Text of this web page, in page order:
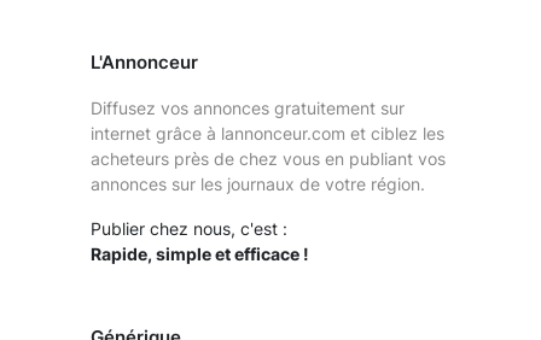
L'Annonceur
Diffusez vos annonces gratuitement sur
internet grâce à lannonceur.com et ciblez les
acheteurs près de chez vous en publiant vos
annonces sur les journaux de votre région.
Publier chez nous, c'est :
Rapide, simple et efficace !